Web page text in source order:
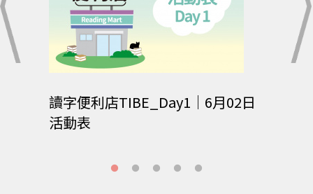
讀字便利店TIBE_Day1｜6月02日
活動表